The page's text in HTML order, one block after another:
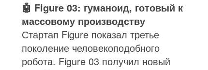
🤖 Figure 03: гуманоид, готовый к
массовому производству
Стартап Figure показал третье
поколение человекоподобного
робота. Figure 03 получил новый